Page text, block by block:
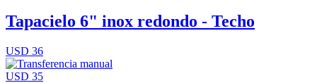
Tapacielo 6" inox redondo - Techo
USD 36
USD 35